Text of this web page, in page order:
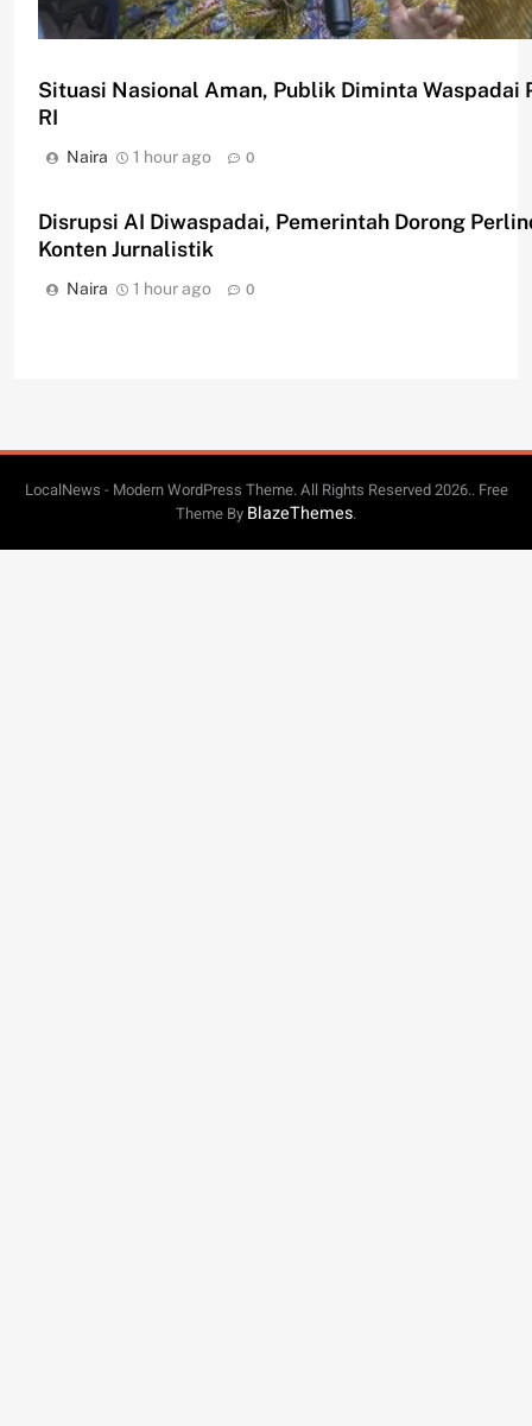
Perayaan Kemerdekaan Dinilai Harus Dijaga
Naira 1 hour ago
Situasi Nasional Aman, Publik Diminta Waspadai
RI
Naira 1 hour ago 0
Disrupsi AI Diwaspadai, Pemerintah Dorong
Konten Jurnalistik
Naira 1 hour ago 0
LocalNews - Modern WordPress Theme. All Rights Reserved 2026.. Free
Theme By BlazeThemes.